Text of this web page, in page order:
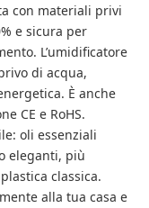
con materiali privi
e sicura per
L’umidificatore
di acqua,
È anche
CE e RoHS.
oli essenziali
eleganti, più
classica.
alla tua casa e